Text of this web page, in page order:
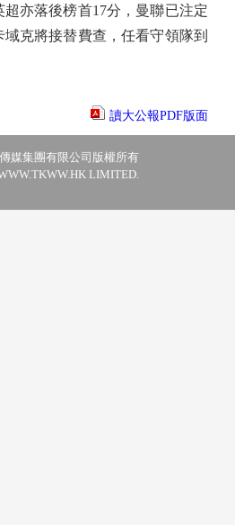
亦落後榜首17分，曼聯已注定
域克將接替費查，任看守領隊到
讀大公報PDF版面
媒集團有限公司版權所有
LIMITED.